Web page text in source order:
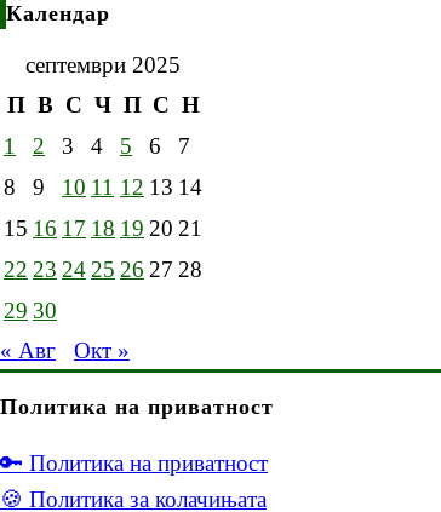
Календар
септември 2025
П В С Ч П С Н
1
2 3 4 5 6
7
8
9 10 11 12 13 14
15 16 17 18 19 20 21
22 23 24 25 26 27 28
29 30
« Авг
Окт »
Политика на приватност
🔑 Политика на приватност
🍪 Политика за колачињата